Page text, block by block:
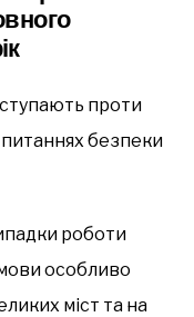
проти
безпеки
роботи
особливо
міст та на